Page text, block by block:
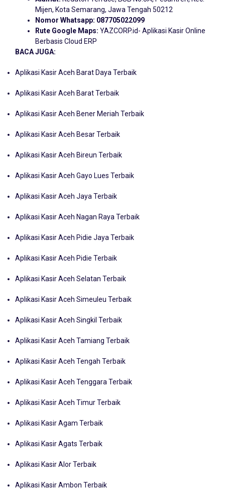
Mijen, Kota Semarang, Jawa Tengah 50212
Nomor Whatsapp: 087705022099
Rute Google Maps: YAZCORP.id- Aplikasi Kasir Online
Berbasis Cloud ERP
BACA JUGA:
Aplikasi Kasir Aceh Barat Daya Terbaik
Aplikasi Kasir Aceh Barat Terbaik
Aplikasi Kasir Aceh Bener Meriah Terbaik
Aplikasi Kasir Aceh Besar Terbaik
Aplikasi Kasir Aceh Bireun Terbaik
Aplikasi Kasir Aceh Gayo Lues Terbaik
Aplikasi Kasir Aceh Jaya Terbaik
Aplikasi Kasir Aceh Nagan Raya Terbaik
Aplikasi Kasir Aceh Pidie Jaya Terbaik
Aplikasi Kasir Aceh Pidie Terbaik
Aplikasi Kasir Aceh Selatan Terbaik
Aplikasi Kasir Aceh Simeuleu Terbaik
Aplikasi Kasir Aceh Singkil Terbaik
Aplikasi Kasir Aceh Tamiang Terbaik
Aplikasi Kasir Aceh Tengah Terbaik
Aplikasi Kasir Aceh Tenggara Terbaik
Aplikasi Kasir Aceh Timur Terbaik
Aplikasi Kasir Agam Terbaik
Aplikasi Kasir Agats Terbaik
Aplikasi Kasir Alor Terbaik
Aplikasi Kasir Ambon Terbaik